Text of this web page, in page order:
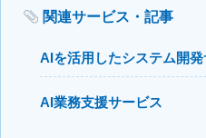
関連サービス・記事
AIを活用したシステム開発
AI業務支援サービス